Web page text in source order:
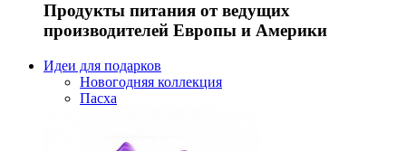
Продукты питания от ведущих
производителей Европы и Америки
Идеи для подарков
Новогодняя коллекция
Пасха